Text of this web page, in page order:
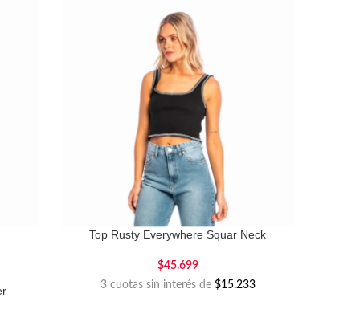
Top Rusty Everywhere Squar Neck
$45.699
3 cuotas sin interés de $15.233